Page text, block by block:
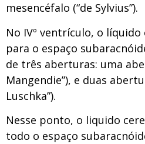
mesencéfalo (“de Sylvius”).
No IVº ventrículo, o
para o espaço
de três aberturas: uma
Mangendie”), e duas
Luschka”).
Nesse ponto, o liquido
todo o espaço